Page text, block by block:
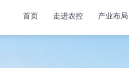
首页 走进农控 产业布局